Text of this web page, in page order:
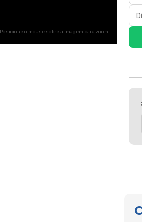
Posicione o mouse sobre a imagem para zoom